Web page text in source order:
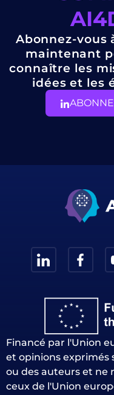
Abonnez-vous
maintenant
connaître les
idées et les
Financé par l'Union
et opinions exprimés
ou des auteurs et ne
ceux de l'Union